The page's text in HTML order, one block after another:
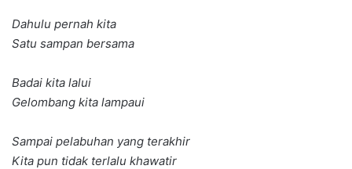
Dahulu pernah kita
Satu sampan bersama
Badai kita lalui
Gelombang kita lampaui
Sampai pelabuhan yang terakhir
Kita pun tidak terlalu khawatir